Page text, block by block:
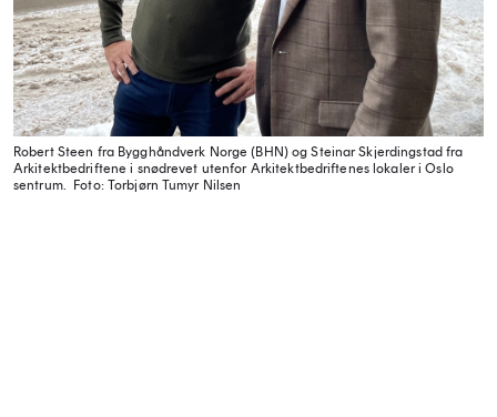
Robert Steen fra Bygghåndverk Norge (BHN) og Steinar Skjerdingstad fra
Arkitektbedriftene i snødrevet utenfor Arkitektbedriftenes lokaler i Oslo
sentrum.
Foto: Torbjørn Tumyr Nilsen